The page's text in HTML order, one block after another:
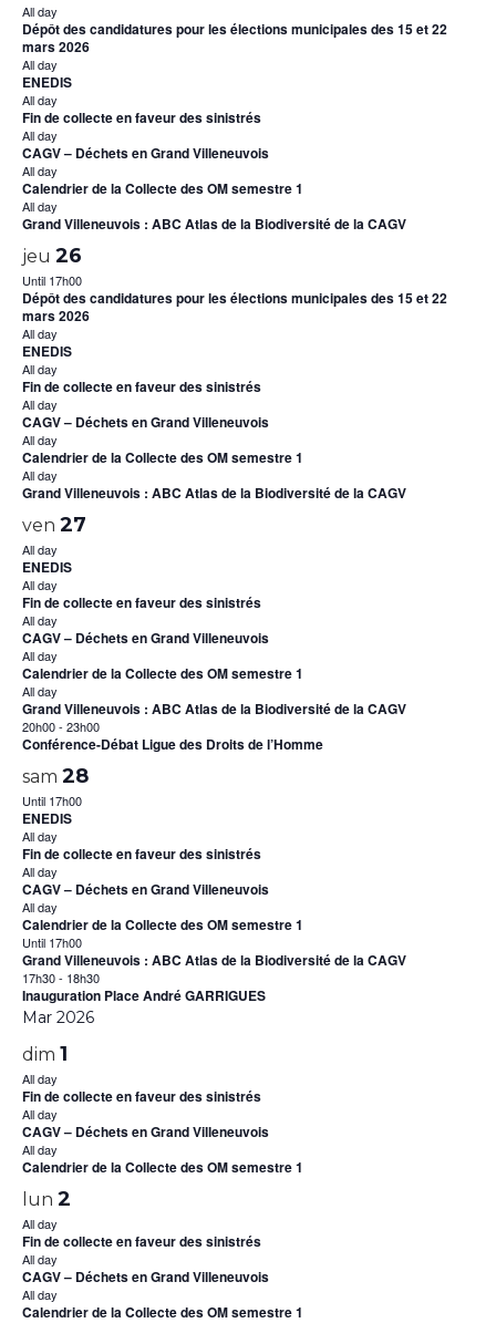
All day
Dépôt des candidatures pour les élections municipales des 15 et 22
mars 2026
All day
ENEDIS
All day
Fin de collecte en faveur des sinistrés
All day
CAGV – Déchets en Grand Villeneuvois
All day
Calendrier de la Collecte des OM semestre 1
All day
Grand Villeneuvois : ABC Atlas de la Biodiversité de la CAGV
jeu 26
Until 17h00
Dépôt des candidatures pour les élections municipales des 15 et 22
mars 2026
All day
ENEDIS
All day
Fin de collecte en faveur des sinistrés
All day
CAGV – Déchets en Grand Villeneuvois
All day
Calendrier de la Collecte des OM semestre 1
All day
Grand Villeneuvois : ABC Atlas de la Biodiversité de la CAGV
ven 27
All day
ENEDIS
All day
Fin de collecte en faveur des sinistrés
All day
CAGV – Déchets en Grand Villeneuvois
All day
Calendrier de la Collecte des OM semestre 1
All day
Grand Villeneuvois : ABC Atlas de la Biodiversité de la CAGV
20h00- 23h00
Conférence-Débat Ligue des Droits de l’Homme
sam 28
Until 17h00
ENEDIS
All day
Fin de collecte en faveur des sinistrés
All day
CAGV – Déchets en Grand Villeneuvois
All day
Calendrier de la Collecte des OM semestre 1
Until 17h00
Grand Villeneuvois : ABC Atlas de la Biodiversité de la CAGV
17h30- 18h30
Inauguration Place André GARRIGUES
Mar 2026
dim 1
All day
Fin de collecte en faveur des sinistrés
All day
CAGV – Déchets en Grand Villeneuvois
All day
Calendrier de la Collecte des OM semestre 1
lun 2
All day
Fin de collecte en faveur des sinistrés
All day
CAGV – Déchets en Grand Villeneuvois
All day
Calendrier de la Collecte des OM semestre 1